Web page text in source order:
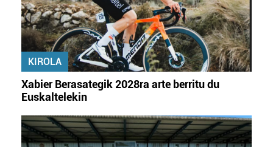
Webgune honek cookie propioak eta hirugarrenen cookie-
fitxategiak erabiltzen ditu. Zure esperientzia eta
zerbitzuak hobetzeko asmoz, cookie teknologiaz
baliatzen gara. Ohar hau onartuz gero, teknologia hori
irakurri
KIROLA
Xabier Berasategik 2028ra arte berritu du
Euskaltelekin